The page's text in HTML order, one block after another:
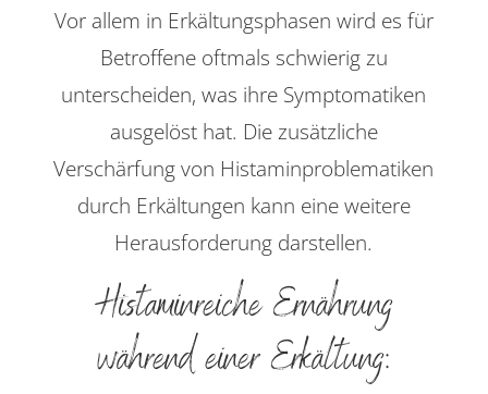
Vor allem in Erkältungsphasen wird es für
Betroffene oftmals schwierig zu
unterscheiden, was ihre Symptomatiken
ausgelöst hat. Die zusätzliche
Verschärfung von Histaminproblematiken
durch Erkältungen kann eine weitere
Herausforderung darstellen.
Histaminreiche Ernährung
während einer Erkältung: